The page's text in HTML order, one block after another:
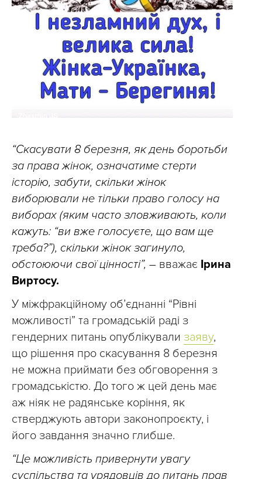
“Скасувати 8 березня, як день боротьби
за права жінок, означатиме стерти
історію, забути, скільки жінок
виборювали не тільки право голосу на
виборах (яким часто зловживають, коли
кажуть: “ви вже голосуєте, що вам ще
треба?”), скільки жінок загинуло,
обстоюючи свої цінності”, – вважає Ірина
Виртосу.
У міжфракційному об’єднанні “Рівні
можливості” та громадській раді з
гендерних питань опублікували заяву,
що рішення про скасування 8 березня
не можна приймати без обговорення з
громадськістю. До того ж цей день має
аж ніяк не радянське коріння, як
стверджують автори законопроєкту, і
його завдання значно глибше.
“Це можливість привернути увагу
суспільства та урядовців до питань прав